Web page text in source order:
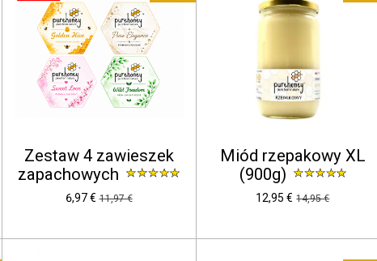
Zestaw 4 zawieszek
zapachowych
6,97 € 11,97 €
Miód rzepakowy XL
(900g)
12,95 € 14,95 €